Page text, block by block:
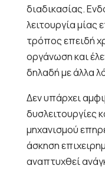
διαδικασίας.
λειτουργία μίας
τρόπος επειδή
οργάνωση και
δηλαδή με άλλα
Δεν υπάρχει
δυσλειτουργίες
μηχανισμού
άσκηση
αναπτυχθεί